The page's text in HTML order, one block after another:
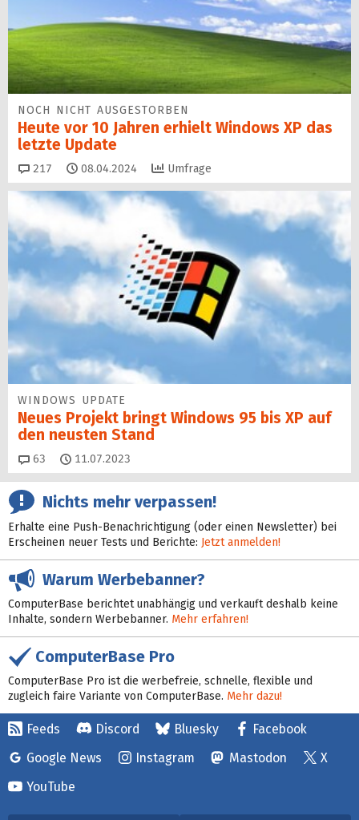
NOCH NICHT AUSGESTORBEN
Heute vor 10 Jahren erhielt Windows XP das
letzte Update
217 Kommentare
08.04.2024 Umfrage
WINDOWS UPDATE
Neues Projekt bringt Windows 95 bis XP auf
den neusten Stand
63 Kommentare
11.07.2023
Nichts mehr verpassen!
Erhalte eine Push-Benachrichtigung (oder einen Newsletter) bei
Erscheinen neuer Tests und Berichte: Jetzt anmelden!
Warum Werbebanner?
ComputerBase berichtet unabhängig und verkauft deshalb keine
Inhalte, sondern Werbebanner. Mehr erfahren!
ComputerBase Pro
ComputerBase Pro ist die werbefreie, schnelle, flexible und
zugleich faire Variante von ComputerBase. Mehr dazu!
Feeds Discord Bluesky
Facebook
Google News
Instagram Mastodon
X
YouTube